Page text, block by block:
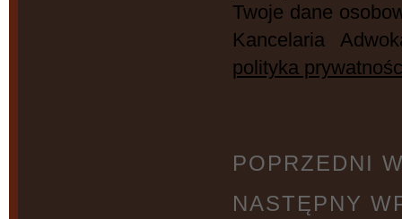
Twoje dane
Kancelaria
polityka
POPRZEDNI
NASTĘPNY